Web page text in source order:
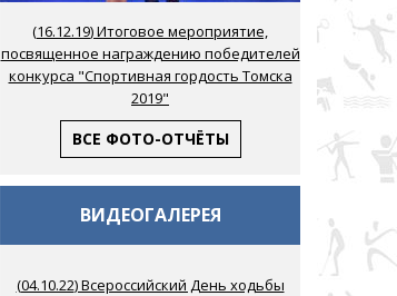
(16.12.19) Итоговое мероприятие,
посвященное награждению победителей
конкурса "Спортивная гордость Томска
2019"
ВСЕ ФОТО-ОТЧЁТЫ
ВИДЕОГАЛЕРЕЯ
(04.10.22) Всероссийский День ходьбы